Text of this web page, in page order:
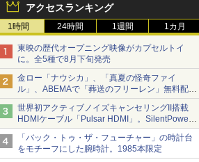
アクセスランキング
1時間 24時間 1週間 1カ月
東映の歴代オープニング映像がカプセルトイ
に。全5種で8月下旬発売
金ロー「ナウシカ」、「真夏の怪奇ファイ
ル」、ABEMAで「葬送のフリーレン」無料配信
など。夏の特番・配信情報
世界初アクティブノイズキャンセリングII搭載
HDMIケーブル「Pulsar HDMI」。SilentPower
から
「バック・トゥ・ザ・フューチャー」の時計台
をモチーフにした腕時計。1985本限定